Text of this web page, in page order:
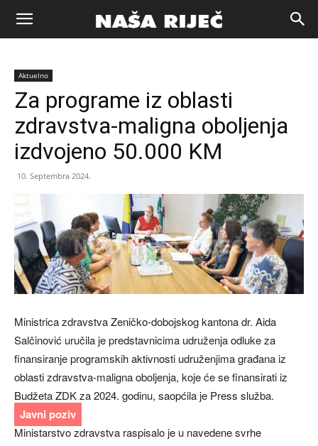
Naša
riječ
Zenica
Aktuelno
Za programe iz oblasti
zdravstva-maligna oboljenja
izdvojeno 50.000 KM
10. Septembra 2024.
Ministrica zdravstva Zeničko-dobojskog kantona dr. Aida
Salčinović uručila je predstavnicima udruženja odluke za
finansiranje programskih aktivnosti udruženjima građana iz
oblasti zdravstva-maligna oboljenja, koje će se finansirati iz
Budžeta ZDK za 2024. godinu, saopćila je Press služba.
Javni poziv
Ministarstvo zdravstva raspisalo je u navedene svrhe